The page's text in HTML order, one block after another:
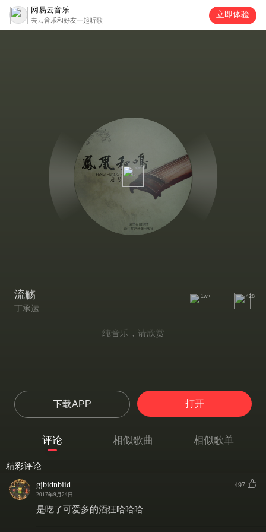
网易云音乐
去云音乐和好友一起听歌
立即体验
流觞
丁承运
1w+ 428
纯音乐，请欣赏
下载APP 打开
评论 相似歌曲 相似歌单
精彩评论
gjbidnbiid
2017年9月24日
497
是吃了可爱多的酒狂哈哈哈